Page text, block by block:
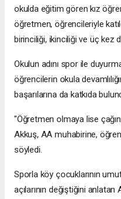
okulda eğitim gören kız
öğretmen, öğrencileriyle
birinciliği, ikinciliği ve üç kez
Okulun adını spor ile
öğrencilerin okula
başarılarına da katkıda
"Öğretmen olmaya lise
Akkuş, AA muhabirine,
söyledi.
Sporla köy çocuklarının
açılarının değiştiğini anlatan